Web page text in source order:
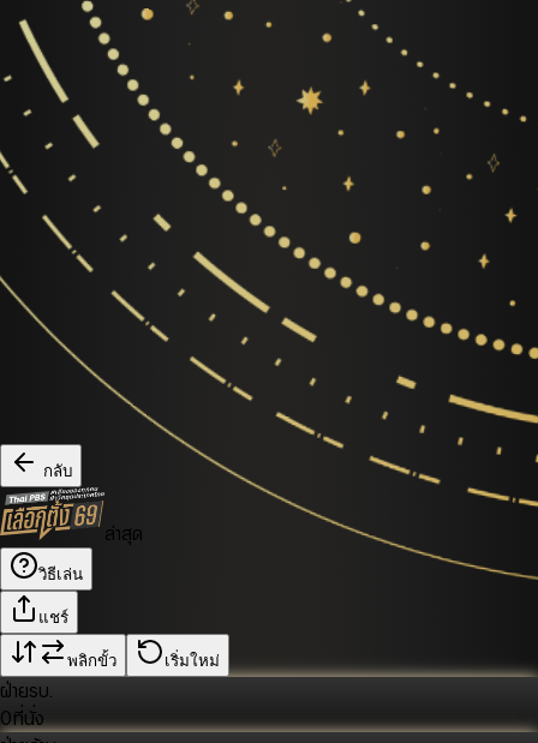
กลับ
ล่าสุด
วิธีเล่น
แชร์
พลิกขั้ว เริ่มใหม่
ฝ่ายรบ.
0ที่นั่ง